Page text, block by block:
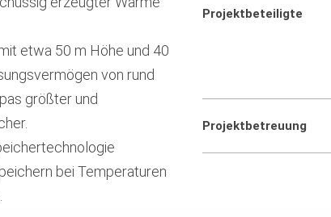
etwa 50 m Höhe und 40
von rund
größter und
bei Temperaturen
Projektbeteiligte
Projektbetreuung